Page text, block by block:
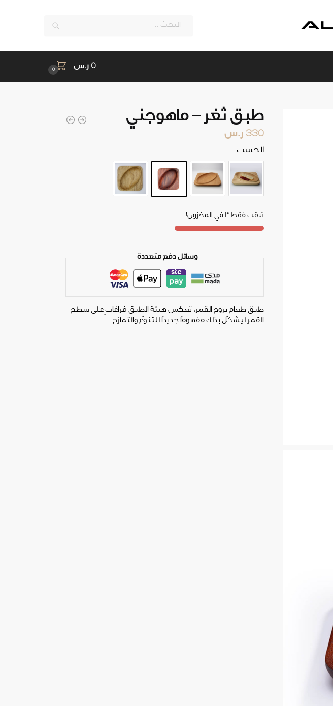
بحث
0 ر.س 0
طبق ثغر – ماهوجني
330 ر.س
الخشب
تبقت فقط 3 في المخزون!
وسائل دفع متعددة
طبق طعام بروح القمر، تعكس هيئة الطبق فراغاتٍ على سطح
القمر ليشكّل بذلك مفهومًا جديدًا للتنوّع والتمازج.